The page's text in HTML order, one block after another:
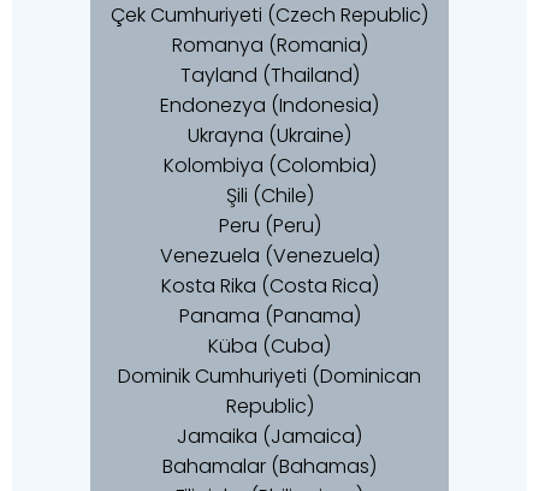
Çek Cumhuriyeti (Czech Republic)
Romanya (Romania)
Tayland (Thailand)
Endonezya (Indonesia)
Ukrayna (Ukraine)
Kolombiya (Colombia)
Şili (Chile)
Peru (Peru)
Venezuela (Venezuela)
Kosta Rika (Costa Rica)
Panama (Panama)
Küba (Cuba)
Dominik Cumhuriyeti (Dominican
Republic)
Jamaika (Jamaica)
Bahamalar (Bahamas)